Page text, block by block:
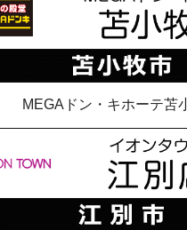
MEGAドン・キホーテ苫